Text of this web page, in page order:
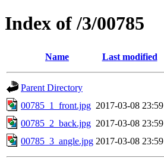
Index of /3/00785
Name Last modified
Parent Directory
00785_1_front.jpg 2017-03-08 23:59
00785_2_back.jpg 2017-03-08 23:59
00785_3_angle.jpg 2017-03-08 23:59